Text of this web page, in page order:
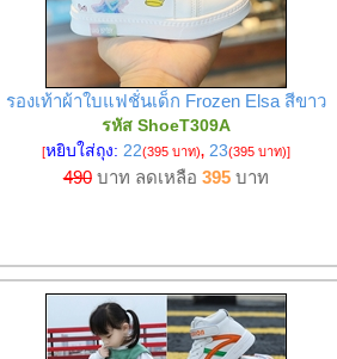
รองเท้าผ้าใบแฟชั่นเด็ก Frozen Elsa สีขาว
รหัส ShoeT309A
[หยิบใส่ถุง: 22(395 บาท), 23(395 บาท)]
490บาท ลดเหลือ 395บาท